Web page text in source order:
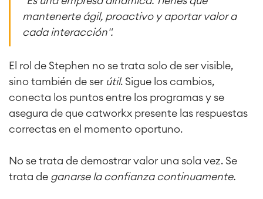
SOLUCIONES
Colaboración & Conocimiento
Intranet Social
Oficina Virtual
Integration
SAP Integración
SERVICIOS
RECURSOS
■
■
■
mantenerte ágil, proactivo y aportar valor a
cada interacción".
El rol de Stephen no se trata solo de ser visible,
sino también de ser útil. Sigue los cambios,
conecta los puntos entre los programas y se
asegura de que catworkx presente las respuestas
correctas en el momento oportuno.
No se trata de demostrar valor una sola vez. Se
trata de ganarse la confianza continuamente.